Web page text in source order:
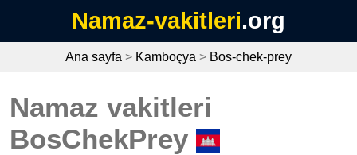
Namaz-vakitleri.org
Ana sayfa > Kamboçya > Bos-chek-prey
Namaz vakitleri
BosChekPrey